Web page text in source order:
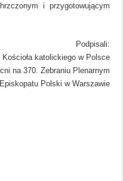
i przygotowującym
Podpisali:
Kościoła katolickiego w Polsce
na 370. Zebraniu Plenarnym
Polski w Warszawie